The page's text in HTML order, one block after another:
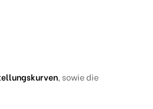
, sowie die